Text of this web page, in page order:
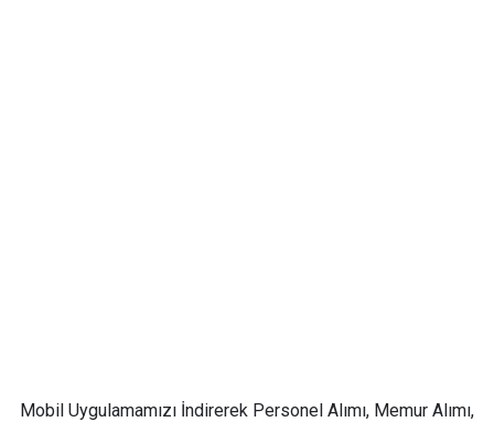
Mobil Uygulamamızı İndirerek Personel Alımı, Memur Alımı,